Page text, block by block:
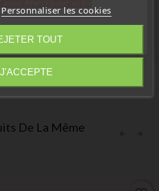
De La Même
Personnaliser les cookies
TOUT
J'ACCEPTE
Fermer
Information